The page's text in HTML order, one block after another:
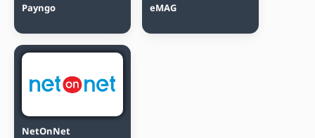
Payngo eMAG
NetOnNet